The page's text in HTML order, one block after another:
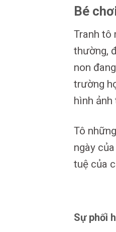
Bé
Tranh tô
thường,
non
trường
hình ảnh
Tô
ngày
tuệ của
Sự phối